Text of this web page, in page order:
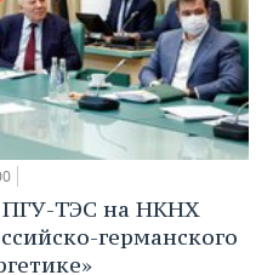
ПГУ-ТЭС на НКНХ
германского